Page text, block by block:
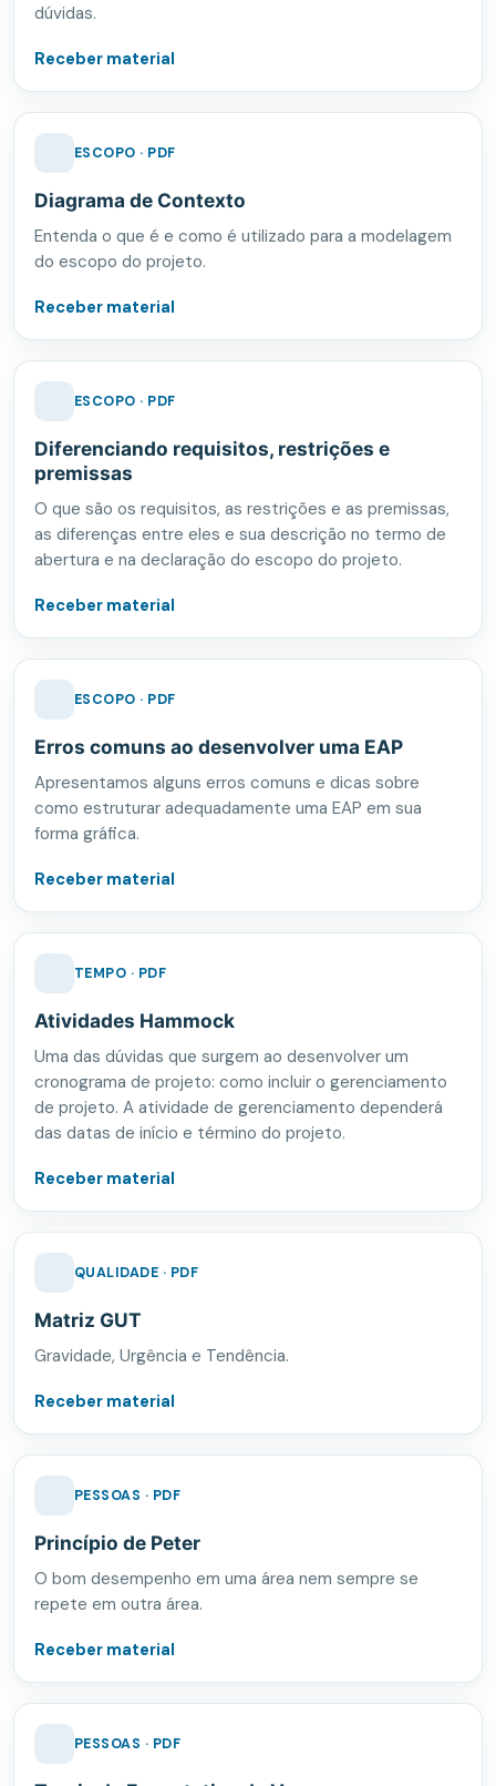
dúvidas.
Receber material
ESCOPO · PDF
Diagrama de Contexto
Entenda o que é e como é utilizado para a modelagem
do escopo do projeto.
Receber material
ESCOPO · PDF
Diferenciando requisitos, restrições e
premissas
O que são os requisitos, as restrições e as premissas,
as diferenças entre eles e sua descrição no termo de
abertura e na declaração do escopo do projeto.
Receber material
ESCOPO · PDF
Erros comuns ao desenvolver uma EAP
Apresentamos alguns erros comuns e dicas sobre
como estruturar adequadamente uma EAP em sua
forma gráfica.
Receber material
TEMPO · PDF
Atividades Hammock
Uma das dúvidas que surgem ao desenvolver um
cronograma de projeto: como incluir o gerenciamento
de projeto. A atividade de gerenciamento dependerá
das datas de início e término do projeto.
Receber material
QUALIDADE · PDF
Matriz GUT
Gravidade, Urgência e Tendência.
Receber material
PESSOAS · PDF
Princípio de Peter
O bom desempenho em uma área nem sempre se
repete em outra área.
Receber material
PESSOAS · PDF